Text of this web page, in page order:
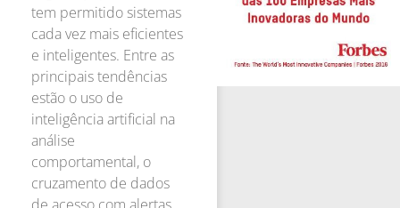
tem permitido sistemas
cada vez mais eficientes
e inteligentes. Entre as
principais tendências
estão o uso de
inteligência artificial na
análise
comportamental, o
cruzamento de dados